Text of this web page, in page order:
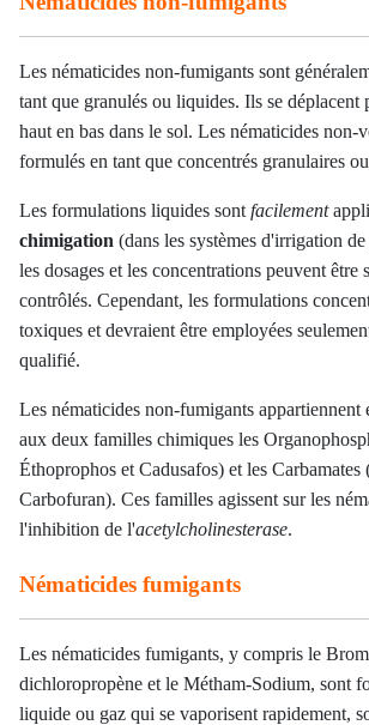
Les nématicides non-fumigants sont
tant que granulés ou liquides. Ils se déplacent
haut en bas dans le sol. Les nématicides non-
formulés en tant que concentrés granulaires
Les formulations liquides sont facilement
chimigation (dans les systèmes d'irrigation
les dosages et les concentrations peuvent être
contrôlés. Cependant, les formulations
toxiques et devraient être employées
qualifié.
Les nématicides non-fumigants appartiennent
aux deux familles chimiques les
Éthoprophos et Cadusafos) et les
Carbofuran). Ces familles agissent sur les
l'inhibition de l'acetylcholinesterase.
Nématicides fumigants
Les nématicides fumigants, y compris le
dichloropropène et le Métham-Sodium, sont
liquide ou gaz qui se vaporisent rapidement,